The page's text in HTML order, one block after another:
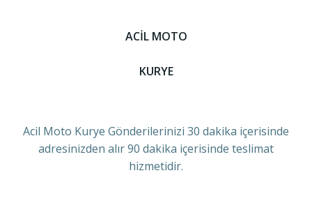
ACİL MOTO
KURYE
Acil Moto Kurye Gönderilerinizi 30 dakika içerisinde
adresinizden alır 90 dakika içerisinde teslimat
hizmetidir.